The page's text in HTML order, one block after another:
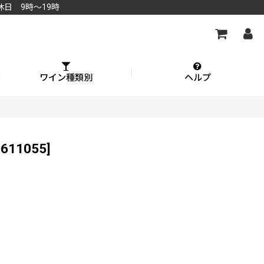
日 9時～19時
ワイン種類別 ヘルプ
]